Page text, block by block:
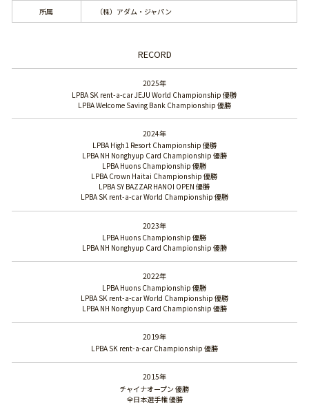
所属 （株）アダム・ジャパン
RECORD
2025年
LPBA SK rent-a-car JEJU World Championship 優勝
LPBA Welcome Saving Bank Championship 優勝
2024年
LPBA High1 Resort Championship 優勝
LPBA NH Nonghyup Card Championship 優勝
LPBA Huons Championship 優勝
LPBA Crown Haitai Championship 優勝
LPBA SY BAZZAR HANOI OPEN 優勝
LPBA SK rent-a-car World Championship 優勝
2023年
LPBA Huons Championship 優勝
LPBA NH Nonghyup Card Championship 優勝
2022年
LPBA Huons Championship 優勝
LPBA SK rent-a-car World Championship 優勝
LPBA NH Nonghyup Card Championship 優勝
2019年
LPBA SK rent-a-car Championship 優勝
2015年
チャイナオープン 優勝
全日本選手権 優勝